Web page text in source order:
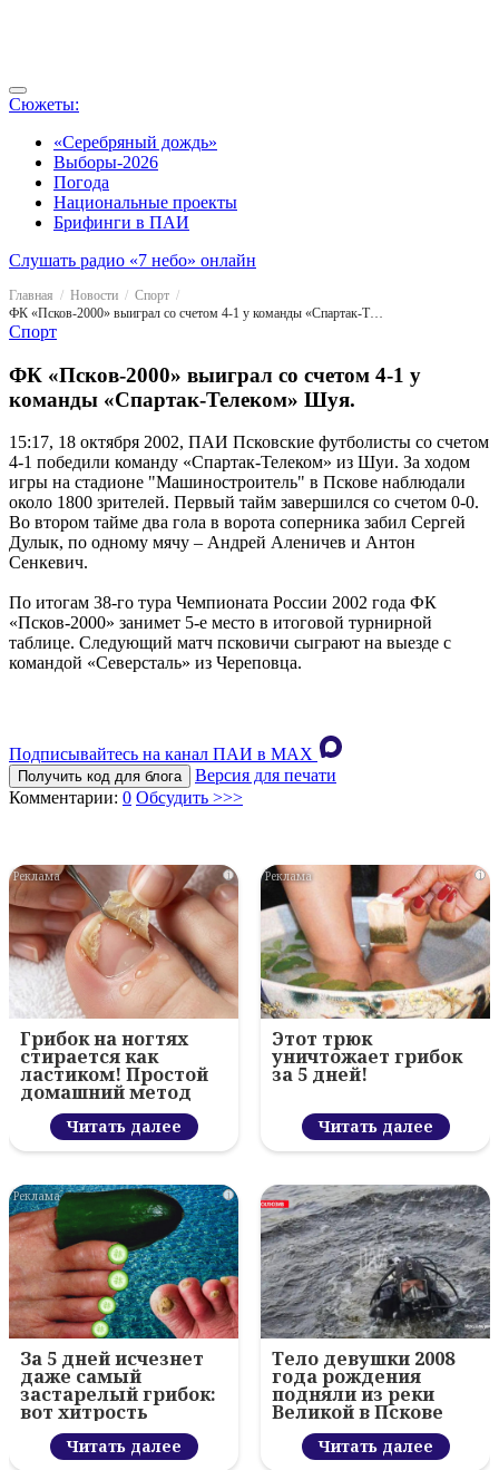
Сюжеты:
«Серебряный дождь»
Выборы-2026
Погода
Национальные проекты
Брифинги в ПАИ
Слушать радио «7 небо» онлайн
Главная Новости
Спорт
ФК «Псков-2000» выиграл со счетом 4-1 у команды «Спартак-Телеком» Шуя.
Спорт
ФК «Псков-2000» выиграл со счетом 4-1 у
команды «Спартак-Телеком» Шуя.
15:17, 18 октября 2002, ПАИ Псковские футболисты со счетом
4-1 победили команду «Спартак-Телеком» из Шуи. За ходом
игры на стадионе "Машиностроитель" в Пскове наблюдали
около 1800 зрителей. Первый тайм завершился со счетом 0-0.
Во втором тайме два гола в ворота соперника забил Сергей
Дулык, по одному мячу – Андрей Аленичев и Антон
Сенкевич.
По итогам 38-го тура Чемпионата России 2002 года ФК
«Псков-2000» занимет 5-е место в итоговой турнирной
таблице. Следующий матч псковичи сыграют на выезде с
командой «Северсталь» из Череповца.
Подписывайтесь на канал ПАИ в MAХ
Получить код для блога
Версия для печати
Комментарии: 0 Обсудить >>>
i
Грибок на ногтях
стирается как
ластиком! Простой
домашний метод
Читать далее
i
Этот трюк
уничтожает грибок
за 5 дней!
Читать далее
i
За 5 дней исчезнет
даже самый
застарелый грибок:
вот хитрость
Читать далее
Тело девушки 2008
года рождения
подняли из реки
Великой в Пскове
Читать далее